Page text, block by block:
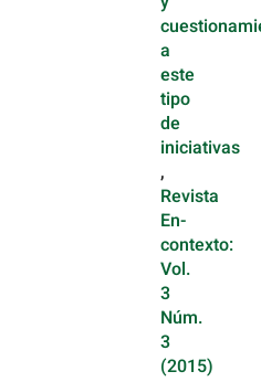
a
este
tipo
de
iniciativas
,
Revista
En-
contexto:
Vol.
3
Núm.
3
(2015)